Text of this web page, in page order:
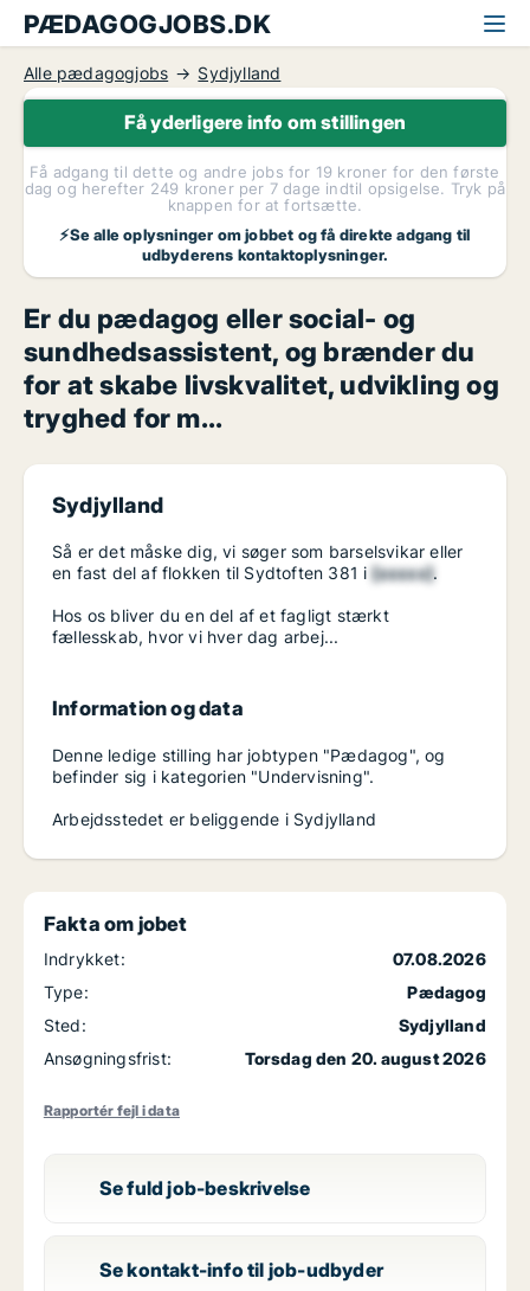
PÆDAGOGJOBS.DK
Alle pædagogjobs Sydjylland
Få yderligere info om stillingen
Få adgang til dette og andre jobs for 19 kroner for den første
dag og herefter 249 kroner per 7 dage indtil opsigelse. Tryk på
knappen for at fortsætte.
⚡Se alle oplysninger om jobbet og få direkte adgang til
udbyderens kontaktoplysninger.
Er du pædagog eller social- og
sundhedsassistent, og brænder du
for at skabe livskvalitet, udvikling og
tryghed for m...
Sydjylland
Så er det måske dig, vi søger som barselsvikar eller
en fast del af flokken til Sydtoften 381 i[xxxxx].
Hos os bliver du en del af et fagligt stærkt
fællesskab, hvor vi hver dag arbej...
Information og data
Denne ledige stilling har jobtypen "Pædagog", og
befinder sig i kategorien "Undervisning".
Arbejdsstedet er beliggende i Sydjylland
Fakta om jobet
Indrykket:
07.08.2026
Type:
Pædagog
Sted:
Sydjylland
Ansøgningsfrist:
Torsdag den 20. august 2026
Rapportér fejl i data
Se fuld job-beskrivelse
Se kontakt-info til job-udbyder